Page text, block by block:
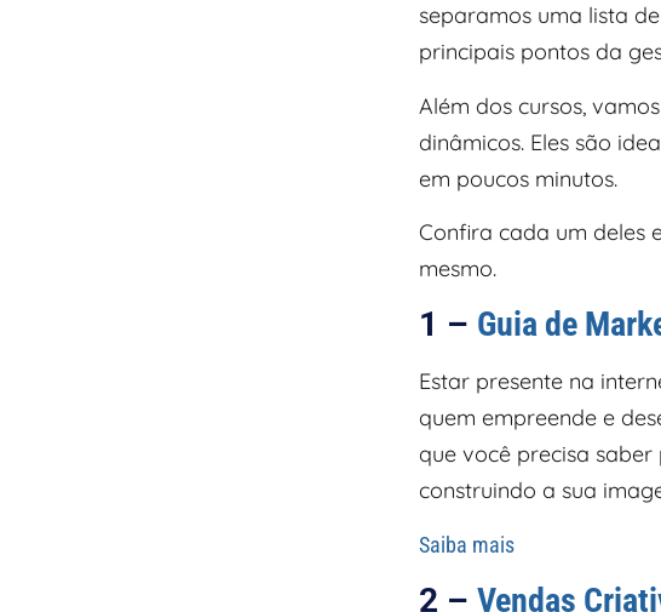
separamos uma lista
principais pontos da
Além dos cursos,
dinâmicos. Eles são
em poucos minutos.
Confira cada um deles
mesmo.
1 – Guia de
Estar presente na
quem empreende e
que você precisa
construindo a sua
Saiba mais
2 – Vendas